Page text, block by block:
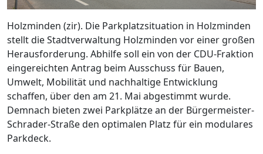
Holzminden (zir). Die Parkplatzsituation in Holzminden
stellt die Stadtverwaltung Holzminden vor einer großen
Herausforderung. Abhilfe soll ein von der CDU-Fraktion
eingereichten Antrag beim Ausschuss für Bauen,
Umwelt, Mobilität und nachhaltige Entwicklung
schaffen, über den am 21. Mai abgestimmt wurde.
Demnach bieten zwei Parkplätze an der Bürgermeister-
Schrader-Straße den optimalen Platz für ein modulares
Parkdeck.